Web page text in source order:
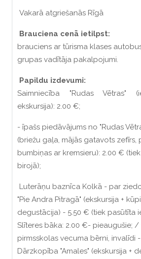
Vakarā atgriešanās Rīgā
Brauciena cenā ietilpst:
brauciens ar tūrisma klases
grupas vadītāja pakalpojumi.
Papildu izdevumi:
Saimniecība "Rudas Vētras"
ekskursija): 2.00 €;
- īpašs piedāvājums no "Rudas
(briežu gaļa, mājās gatavots zefīrs,
bumbiņas ar kremsieru): 2.00 €
birojā);
Luterāņu baznīca Kolkā - par
"Pie Andra Pitragā" (ekskursija +
degustācija) - 5.50 € (tiek pasūtīta
Slīteres bāka: 2.00 €- pieaugušie;
pirmsskolas vecuma bērni, invalīdi
Dārzkopība "Amales" (ekskursija +